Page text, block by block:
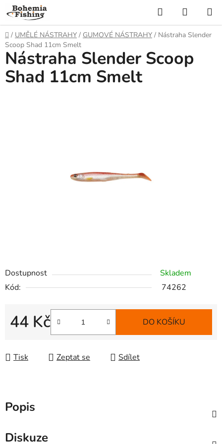
Přejít
na
obsah
Hledat
KOŠÍK
Domů
/ UMĚLÉ NÁSTRAHY / GUMOVÉ NÁSTRAHY / Nástraha Slender
Scoop Shad 11cm Smelt
Dostupnost
Skladem
Kód:
74262
44 Kč
Měrná cena:
DO KOŠÍKU
Tisk Zeptat se Sdílet
Nástraha Slender Scoop
Shad 11cm Smelt
Popis
Diskuze